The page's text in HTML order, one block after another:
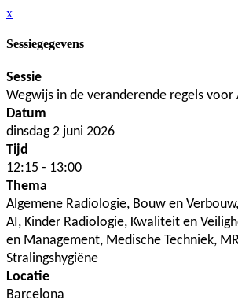
x
Sessiegegevens
Sessie
Wegwijs in de veranderende regels voor
Datum
dinsdag 2 juni 2026
Tijd
12:15 - 13:00
Thema
Algemene Radiologie, Bouw en
AI, Kinder Radiologie, Kwaliteit en
en Management, Medische Techniek,
Stralingshygiëne
Locatie
Barcelona